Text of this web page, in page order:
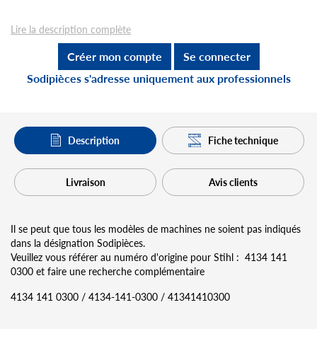
Lire la description complète
Créer mon compte
Se connecter
Sodipièces s'adresse uniquement aux professionnels
Description Fiche technique
Livraison Avis clients
Il se peut que tous les modèles de machines ne soient pas indiqués
dans la désignation Sodipièces.
Veuillez vous référer au numéro d'origine pour Stihl : 4134 141
0300 et faire une recherche complémentaire
4134 141 0300 / 4134-141-0300 / 41341410300